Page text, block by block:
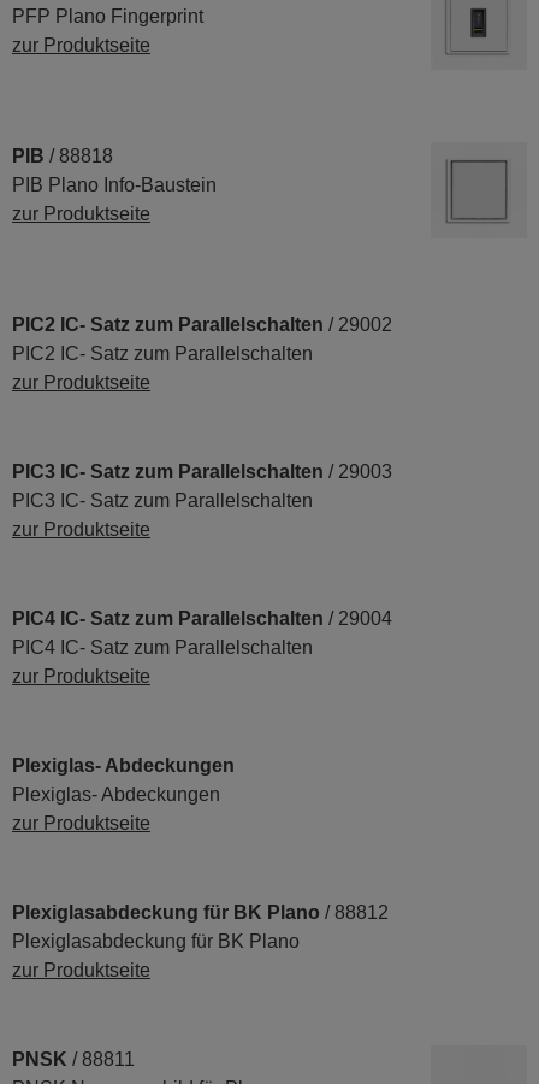
PFP Plano Fingerprint
zur Produktseite
PIB / 88818
PIB Plano Info-Baustein
zur Produktseite
PIC2 IC- Satz zum Parallelschalten / 29002
PIC2 IC- Satz zum Parallelschalten
zur Produktseite
PIC3 IC- Satz zum Parallelschalten / 29003
PIC3 IC- Satz zum Parallelschalten
zur Produktseite
PIC4 IC- Satz zum Parallelschalten / 29004
PIC4 IC- Satz zum Parallelschalten
zur Produktseite
Plexiglas- Abdeckungen
Plexiglas- Abdeckungen
zur Produktseite
Plexiglasabdeckung für BK Plano / 88812
Plexiglasabdeckung für BK Plano
zur Produktseite
PNSK / 88811